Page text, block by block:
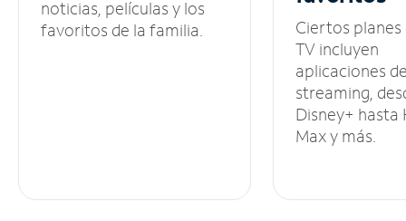
noticias, películas y los
favoritos de la familia.
Ciertos planes
TV incluyen
aplicaciones
streaming,
Disney+ hasta
Max y más.